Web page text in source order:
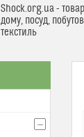
Shock.org.ua -
дому, посуд,
текстиль